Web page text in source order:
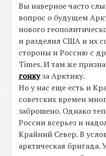
Вы наверное часто
вопрос о будущем
нового
и разделил США и их
стороны и Россию с
Times. И там же
гонкуза Арктику.
Но у нас еще есть и
советских времен
заброшено. Однако
России всерьез и
Крайний Север. В
арктическая